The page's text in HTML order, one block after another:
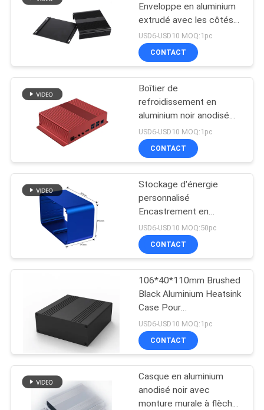
DEMANDEZ
UNE
SHOPPING ONLINE
PLAN
SITE
PRIVACY
POLICY
Clôtures claires de
couvercle
Clôture en plastique
de bâti de mur
22
Clôtures en
plastique articulées
36
Enveloppe en aluminium
extrudé avec les côtés
du dissipateur de chaleur
en noir argenté
USD6-USD10 MOQ:1pc
CONTACT
Boîtier de
refroidissement en
aluminium noir anodisé
160*46*150mm avec
montage mural à bride
USD6-USD10 MOQ:1pc
CONTACT
Stockage d'énergie
personnalisé
Encastrement en
aluminium alimentation en
aluminium
USD6-USD10 MOQ:50pc
CONTACT
106*40*110mm Brushed
Black Aluminium Heatsink
Case Pour
Largeur100mm Boîte de
projet PCB
USD6-USD10 MOQ:1pc
CONTACT
Casque en aluminium
anodisé noir avec
monture murale à flèches